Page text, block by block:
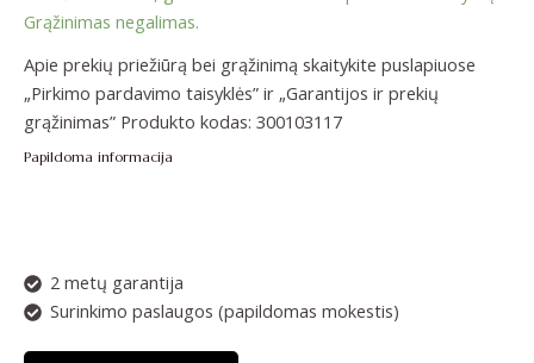
Grąžinimas negalimas.
Apie prekių priežiūrą bei grąžinimą skaitykite puslapiuose
„Pirkimo pardavimo taisyklės” ir „Garantijos ir prekių
grąžinimas” Produkto kodas: 300103117
Papildoma informacija
2 metų garantija
Surinkimo paslaugos (papildomas mokestis)